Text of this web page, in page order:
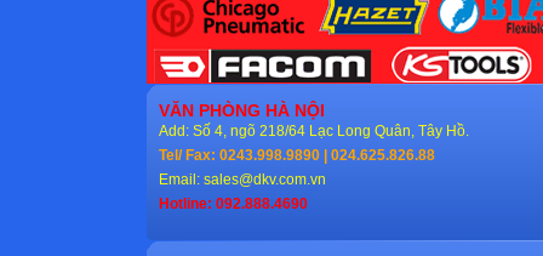
VĂN PHÒNG HÀ NỘI
Add: Số 4, ngõ 218/64 Lạc Long Quân, Tây Hồ.
Tel/ Fax: 0243.998.9890 | 024.625.826.88
Email: sales@dkv.com.vn
Hotline: 092.888.4690